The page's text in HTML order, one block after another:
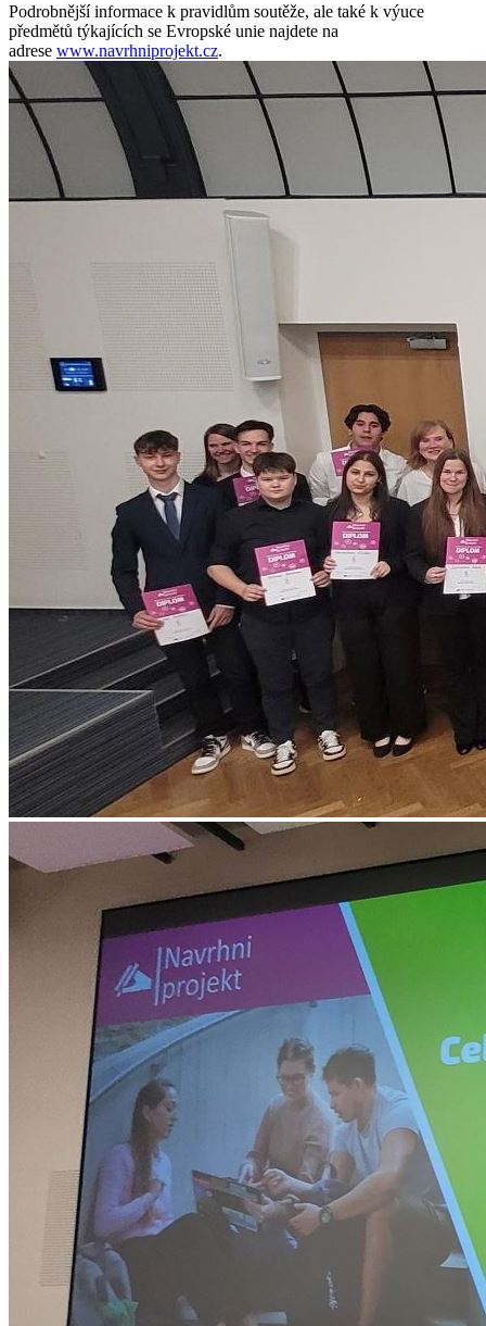
Podrobnější informace k pravidlům soutěže, ale také k výuce
předmětů týkajících se Evropské unie najdete na
adrese www.navrhniprojekt.cz.